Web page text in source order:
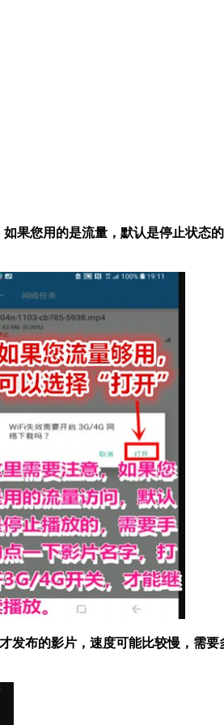
果您用的是流量，默认是停止状态
布的影片，速度可能比较慢，需